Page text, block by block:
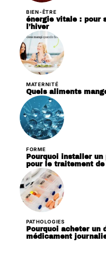
BIEN-ÊTRE
énergie vitale : pour
l’hiver
MATERNITÉ
Quels aliments
FORME
Pourquoi installer
pour le traitement de
PATHOLOGIES
Pourquoi acheter un
médicament